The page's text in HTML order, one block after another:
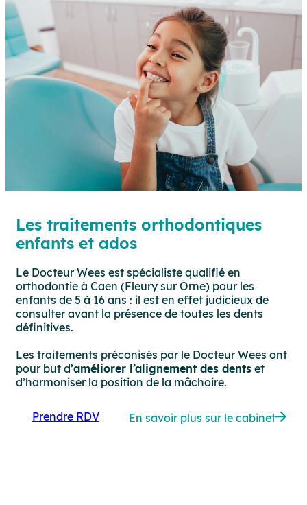
Les traitements orthodontiques
enfants et ados
Le Docteur Wees est spécialiste qualifié en
orthodontie à Caen (Fleury sur Orne) pour les
enfants de 5 à 16 ans : il est en effet judicieux de
consulter avant la présence de toutes les dents
définitives.
Les traitements préconisés par le Docteur Wees ont
pour but d’améliorer l’alignement des dents et
d’harmoniser la position de la mâchoire.
Prendre RDV En savoir plus sur le cabinet